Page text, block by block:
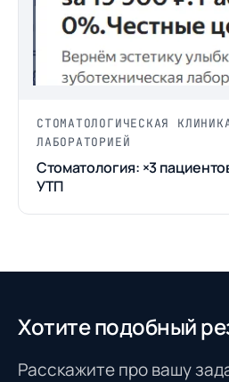
СТОМАТОЛОГИЧЕСКАЯ
ЛАБОРАТОРИЕЙ
Стоматология: ×3
УТП
Хотите подобный
Расскажите про вашу